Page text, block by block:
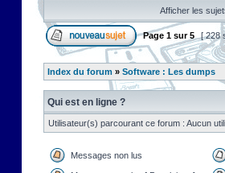
Afficher les
Page 1 sur5 [ 228
Index du forum » Software : Les dumps
Qui est en ligne ?
Utilisateur(s) parcourant ce forum : Aucun
Messages non lus